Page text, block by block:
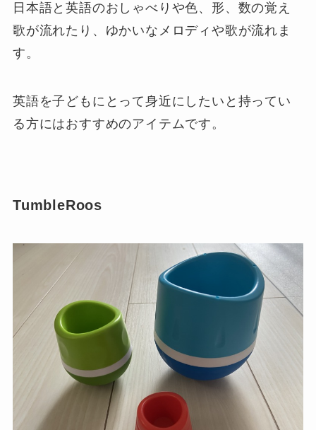
日本語と英語のおしゃべりや色、形、数の覚え
歌が流れたり、ゆかいなメロディや歌が流れま
す。
英語を子どもにとって身近にしたいと持ってい
る方にはおすすめのアイテムです。
TumbleRoos